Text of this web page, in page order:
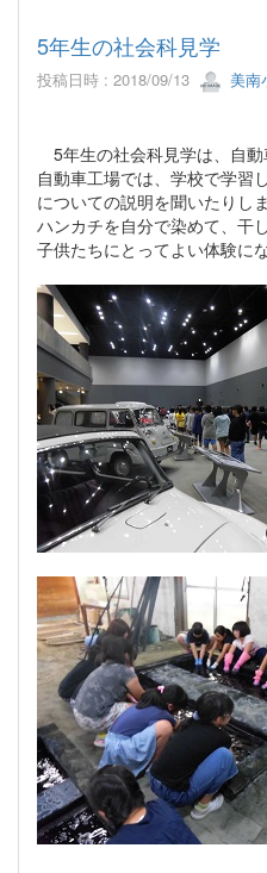
5年生の社会科見学
投稿日時 : 2018/09/13 美南
5年生の社会科見学は、自動
自動車工場では、学校で学習
についての説明を聞いたりし
ハンカチを自分で染めて、干
子供たちにとってよい体験に